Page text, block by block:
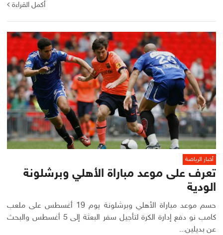
أكمل القراءة
أخبار الرياضة
تعرف على موعد مباراة الأهلي وبرشلونة
الودية
حسم موعد مباراة الأهلي وبرشلونة يوم 19 أغسطس على ملعب
كامب نو دفع إدارة الكرة لتأجيل سفر البعثة إلى 5 أغسطس والبحث
عن بديلين...